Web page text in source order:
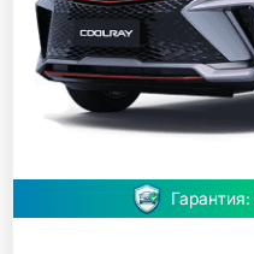
Гарантия: